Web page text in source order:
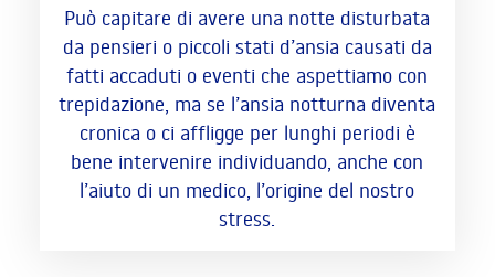
Può capitare di avere una notte disturbata
da pensieri o piccoli stati d’ansia causati da
fatti accaduti o eventi che aspettiamo con
trepidazione, ma se l’ansia notturna diventa
cronica o ci affligge per lunghi periodi è
bene intervenire individuando, anche con
l’aiuto di un medico, l’origine del nostro
stress.